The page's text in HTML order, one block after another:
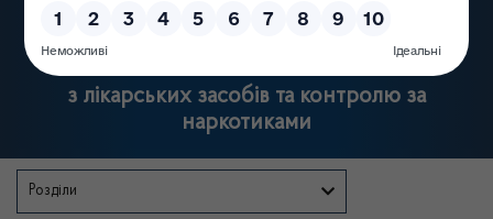
Державна служба України
з лікарських засобів та контролю за
наркотиками
Розділи